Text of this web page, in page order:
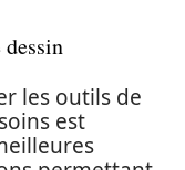
les outils de
est